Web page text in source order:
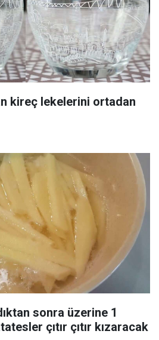
kireç lekelerini ortadan
sonra üzerine 1
çıtır çıtır kızaracak